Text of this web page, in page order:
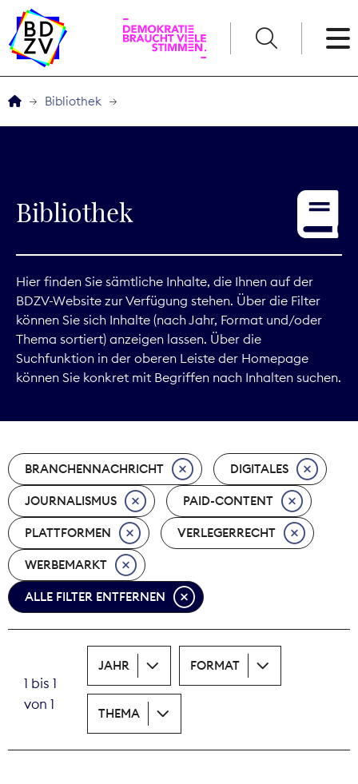
Service
Digitales
Kommunikation
Marktdaten
Nachhaltigkeit
Nachwuchs
Nova Award
Pressefreiheit
Print
Recht
Tarifpolitik
Theodor-Wolff-Preis
Bibliothek
Bibliothek
Hier finden Sie sämtliche Inhalte, die Ihnen auf der
BDZV-Website zur Verfügung stehen. Über die Filter
können Sie sich Inhalte (nach Jahr, Format und/oder
Thema sortiert) anzeigen lassen. Über die
Suchfunktion in der oberen Leiste der Homepage
können Sie konkret mit Begriffen nach Inhalten suchen.
BRANCHENNACHRICHT DIGITALES
JOURNALISMUS PAID-CONTENT
PLATTFORMEN VERLEGERRECHT
WERBEMARKT
ALLE FILTER ENTFERNEN
1 bis 1
von 1
JAHR FORMAT
THEMA